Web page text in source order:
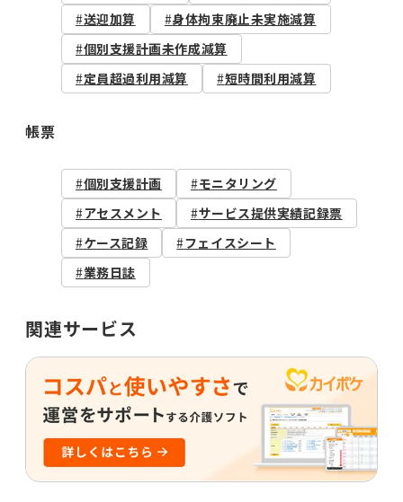
送迎加算
身体拘束廃止未実施減算
個別支援計画未作成減算
定員超過利用減算
短時間利用減算
帳票
個別支援計画
モニタリング
アセスメント
サービス提供実績記録票
ケース記録
フェイスシート
業務日誌
関連サービス